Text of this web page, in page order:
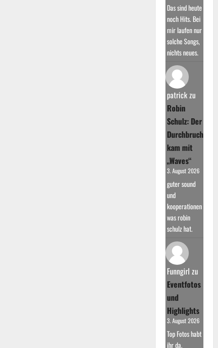
Das sind heute
noch Hits. Bei
mir laufen nur
solche Songs,
nichts neues.
patrickzu
Robin
Schulz: Der
Durchbruch
kam mit
„Waves“
3. August 2026
guter sound
und
kooperationen
was robin
schulz hat.
Funngirl zu
Eventfotos
und
Highlights
3. August 2026
Top Fotos habt
ihr da.